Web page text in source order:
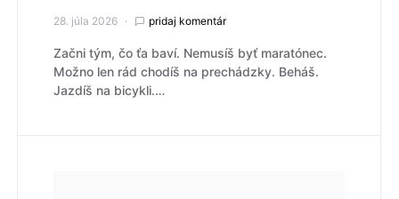
28. júla 2026 pridaj komentár
Začni tým, čo ťa baví. Nemusíš byť maratónec.
Možno len rád chodíš na prechádzky. Beháš.
Jazdíš na bicykli.…